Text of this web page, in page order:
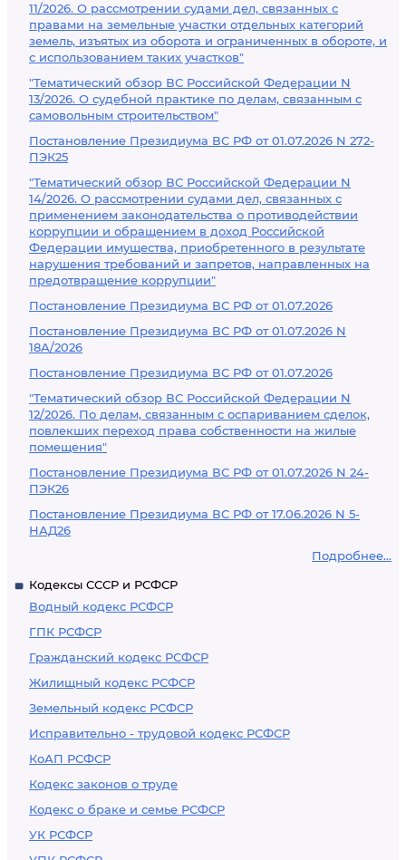
11/2026. О рассмотрении судами дел, связанных с
правами на земельные участки отдельных категорий
земель, изъятых из оборота и ограниченных в обороте, и
с использованием таких участков"
"Тематический обзор ВС Российской Федерации N
13/2026. О судебной практике по делам, связанным с
самовольным строительством"
Постановление Президиума ВС РФ от 01.07.2026 N 272-
ПЭК25
"Тематический обзор ВС Российской Федерации N
14/2026. О рассмотрении судами дел, связанных с
применением законодательства о противодействии
коррупции и обращением в доход Российской
Федерации имущества, приобретенного в результате
нарушения требований и запретов, направленных на
предотвращение коррупции"
Постановление Президиума ВС РФ от 01.07.2026
Постановление Президиума ВС РФ от 01.07.2026 N
18А/2026
Постановление Президиума ВС РФ от 01.07.2026
"Тематический обзор ВС Российской Федерации N
12/2026. По делам, связанным с оспариванием сделок,
повлекших переход права собственности на жилые
помещения"
Постановление Президиума ВС РФ от 01.07.2026 N 24-
ПЭК26
Постановление Президиума ВС РФ от 17.06.2026 N 5-
НАД26
Подробнее...
Кодексы СССР и РСФСР
Водный кодекс РСФСР
ГПК РСФСР
Гражданский кодекс РСФСР
Жилищный кодекс РСФСР
Земельный кодекс РСФСР
Исправительно - трудовой кодекс РСФСР
КоАП РСФСР
Кодекс законов о труде
Кодекс о браке и семье РСФСР
УК РСФСР